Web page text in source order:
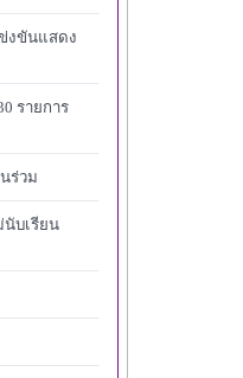
งขันแสดง
รายการ
ร่วม
นับเรียน